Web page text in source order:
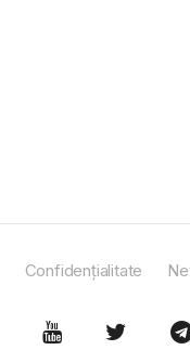
Confidențialitate